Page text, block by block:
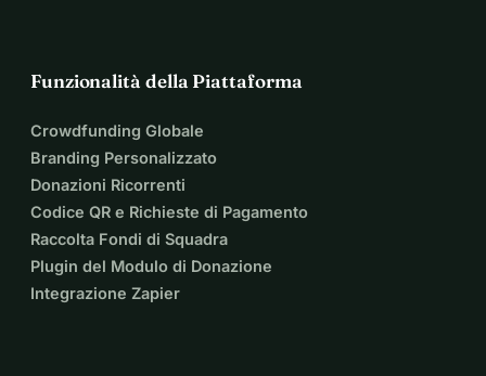
Funzionalità della Piattaforma
Crowdfunding Globale
Branding Personalizzato
Donazioni Ricorrenti
Codice QR e Richieste di Pagamento
Raccolta Fondi di Squadra
Plugin del Modulo di Donazione
Integrazione Zapier